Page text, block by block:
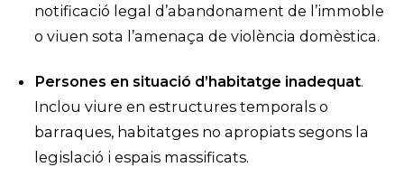
notificació legal d’abandonament de l’immoble
o viuen sota l’amenaça de violència domèstica.
Persones en situació d’habitatge inadequat.
Inclou viure en estructures temporals o
barraques, habitatges no apropiats segons la
legislació i espais massificats.